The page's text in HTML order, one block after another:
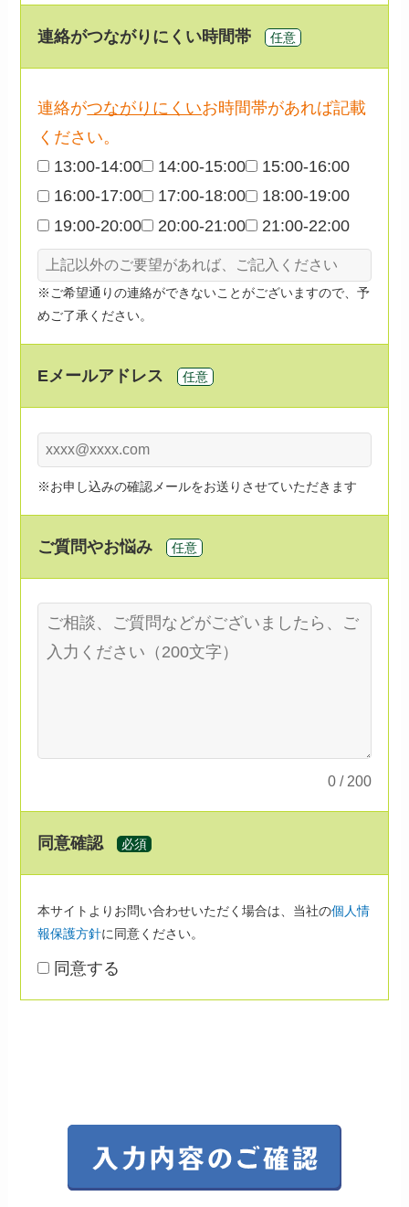
連絡がつながりにくい時間帯 任意
連絡がつながりにくいお時間帯があれば記載
ください。
13:00-14:00
14:00-15:00
15:00-16:00
16:00-17:00
17:00-18:00
18:00-19:00
19:00-20:00
20:00-21:00 21:00-22:00
※ご希望通りの連絡ができないことがございますので、予
めご了承ください。
Eメールアドレス 任意
※お申し込みの確認メールをお送りさせていただきます
ご質問やお悩み 任意
0/ 200
同意確認 必須
本サイトよりお問い合わせいただく場合は、当社の個人情
報保護方針に同意ください。
同意する